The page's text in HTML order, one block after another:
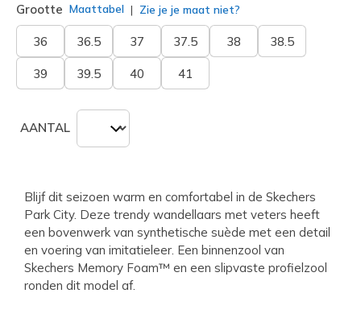
Grootte Maattabel Zie je je maat niet?
36 36.5 37 37.5 38 38.5
39 39.5 40 41
AANTAL
Blijf dit seizoen warm en comfortabel in de Skechers
Park City. Deze trendy wandellaars met veters heeft
een bovenwerk van synthetische suède met een detail
en voering van imitatieleer. Een binnenzool van
Skechers Memory Foam™ en een slipvaste profielzool
ronden dit model af.